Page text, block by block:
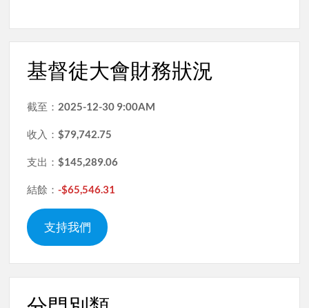
基督徒大會財務狀況
截至： 2025-12-30 9:00AM
收入：$79,742.75
支出：$145,289.06
結餘：-$65,546.31
支持我們